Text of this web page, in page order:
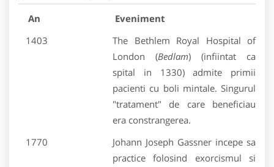
An
Eveniment
1403
The Bethlem Royal Hospital of
London (Bedlam) (infiintat ca
spital in 1330) admite primii
pacienti cu boli mintale. Singurul
"tratament" de care beneficiau
era constrangerea.
1770
Johann Joseph Gassner incepe sa
practice folosind exorcismul si